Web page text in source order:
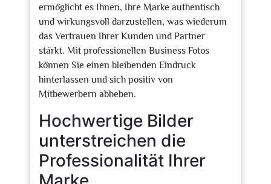
ermöglicht es Ihnen, Ihre Marke authentisch
und wirkungsvoll darzustellen, was wiederum
das Vertrauen Ihrer Kunden und Partner
stärkt. Mit professionellen Business Fotos
können Sie einen bleibenden Eindruck
hinterlassen und sich positiv von
Mitbewerbern abheben.
Hochwertige Bilder
unterstreichen die
Professionalität Ihrer